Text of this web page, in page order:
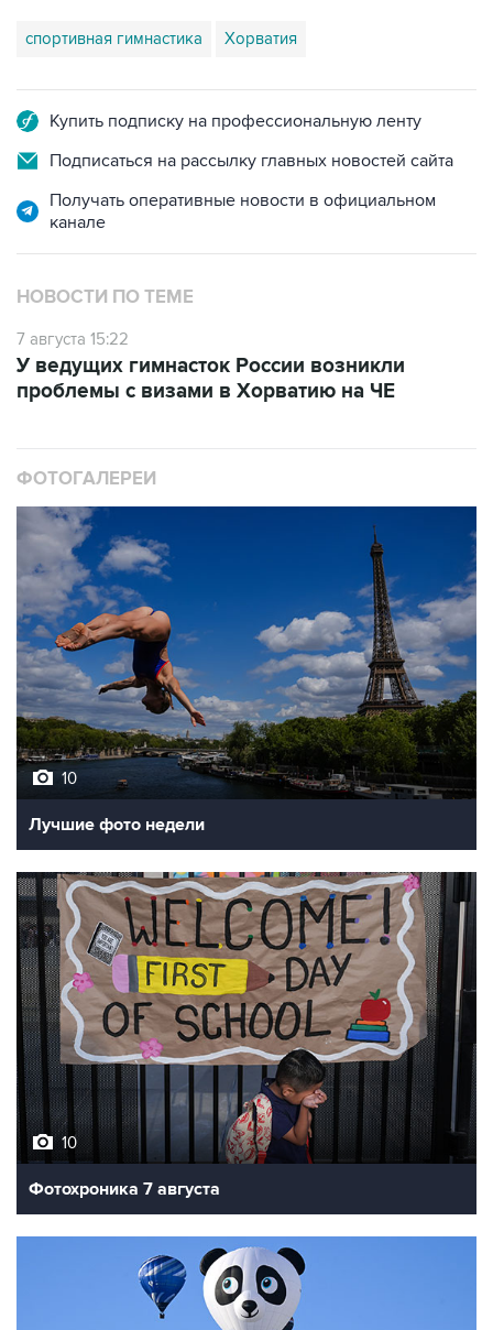
спортивная гимнастика Хорватия
Купить подписку на профессиональную ленту
Подписаться на рассылку главных новостей сайта
Получать оперативные новости в официальном
канале
НОВОСТИ ПО ТЕМЕ
7 августа 15:22
У ведущих гимнасток России возникли
проблемы с визами в Хорватию на ЧЕ
ФОТОГАЛЕРЕИ
10
Лучшие фото недели
10
Фотохроника 7 августа